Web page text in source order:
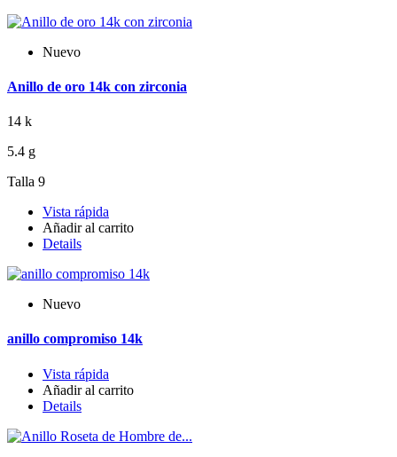
Nuevo
Anillo de oro 14k con zirconia
14 k
5.4 g
Talla 9
Vista rápida
Añadir al carrito
Details
Nuevo
anillo compromiso 14k
Vista rápida
Añadir al carrito
Details